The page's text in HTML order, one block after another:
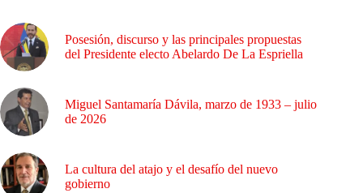
Posesión, discurso y las principales propuestas
del Presidente electo Abelardo De La Espriella
Miguel Santamaría Dávila, marzo de 1933 – julio
de 2026
La cultura del atajo y el desafío del nuevo
gobierno